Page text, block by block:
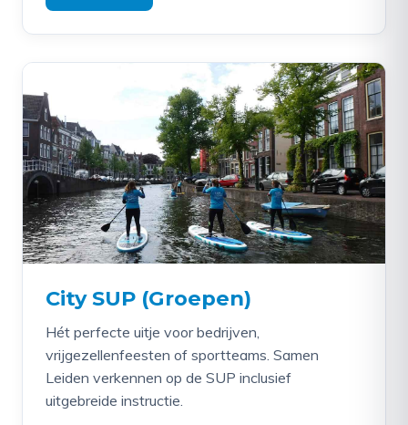
City SUP (Groepen)
Hét perfecte uitje voor bedrijven,
vrijgezellenfeesten of sportteams. Samen
Leiden verkennen op de SUP inclusief
uitgebreide instructie.